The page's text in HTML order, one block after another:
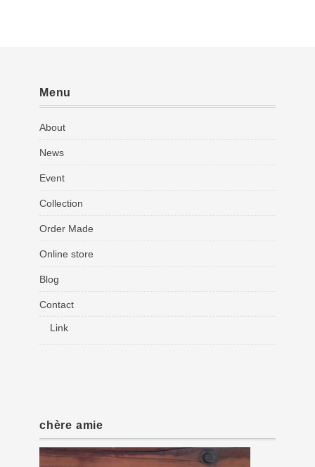
Menu
About
News
Event
Collection
Order Made
Online store
Blog
Contact
Link
chère amie